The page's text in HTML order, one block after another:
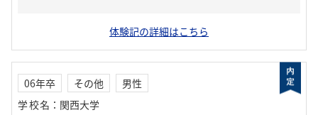
体験記の詳細はこちら
06年卒 その他
男性
学校名 ： 関西大学